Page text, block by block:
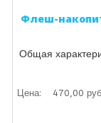
Флеш-
Общая
Цена: 470,00 руб